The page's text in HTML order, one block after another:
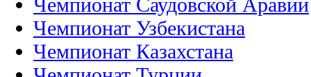
Чемпионат Саудовской Аравии
Чемпионат Узбекистана
Чемпионат Казахстана